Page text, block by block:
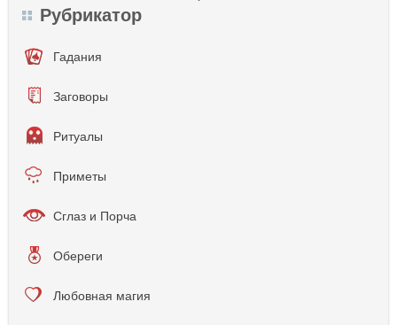
Рубрикатор
Гадания
Заговоры
Ритуалы
Приметы
Сглаз и Порча
Обереги
Любовная магия